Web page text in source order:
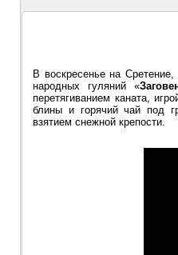
В воскресенье на Сретение,
народных гуляний «
перетягиванием каната,
блины и горячий чай под
взятием снежной крепости.